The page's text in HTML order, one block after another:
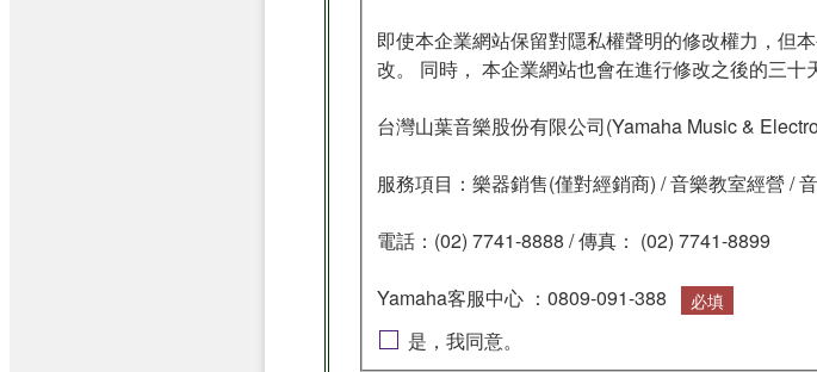
即使本企業網站保留對隱私權聲明的修改權力，但
改。 同時， 本企業網站也會在進行修改之後的三十
台灣山葉音樂股份有限公司(Yamaha Music &
服務項目：樂器銷售(僅對經銷商) / 音樂教室經營 /
電話：(02) 7741-8888 / 傳真： (02) 7741-8899
Yamaha客服中心 ：0809-091-388 必填
是，我同意。